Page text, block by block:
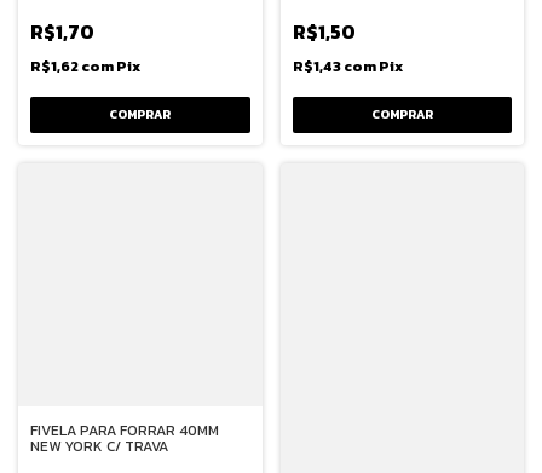
R$1,70
R$1,62comPix
R$1,50
R$1,43comPix
FIVELA PARA FORRAR 40MM
NEW YORK C/ TRAVA